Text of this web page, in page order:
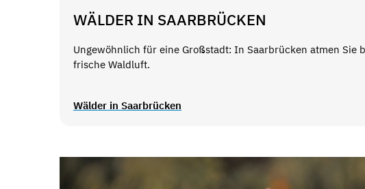
WÄLDER IN SAARBRÜCKEN
Ungewöhnlich für eine Großstadt: In Saarbrücken atmen Sie
frische Waldluft.
Wälder in Saarbrücken